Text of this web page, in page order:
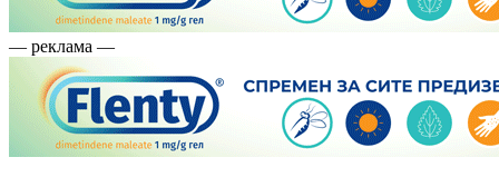
— реклама —